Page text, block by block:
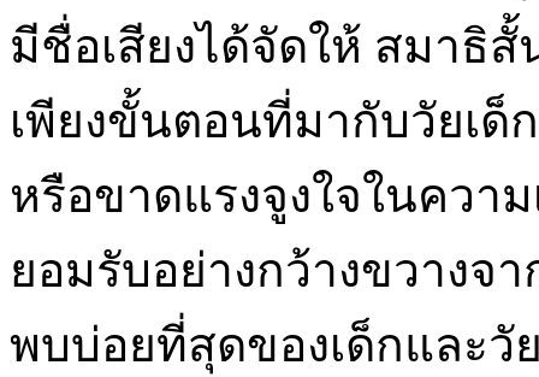
มีชื่อเสียงได้จัดให้ สมาธิ
เพียงขั้นตอนที่มากับวัยเด็
หรือขาดแรงจูงใจในควา
ยอมรับอย่างกว้างขวางจ
พบบ่อยที่สุดของเด็กและวั